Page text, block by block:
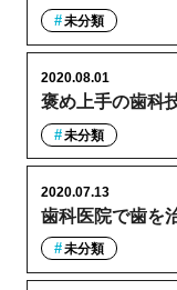
未分類
褒め上手の歯科
2020.08.01
未分類
歯科医院で歯を
2020.07.13
未分類